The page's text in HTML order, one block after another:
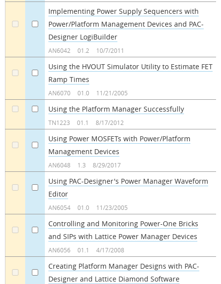
Implementing Power Supply Sequencers with
Power/Platform Management Devices and PAC-
Designer LogiBuilder
AN6042 01.2 10/7/2011
Using the HVOUT Simulator Utility to Estimate FET
Ramp Times
AN6070 01.0 11/21/2005
Using the Platform Manager Successfully
TN1223 01.1 8/17/2012
Using Power MOSFETs with Power/Platform
Management Devices
AN6048 1.3 8/29/2017
Using PAC-Designer's Power Manager Waveform
Editor
AN6054 01.0 11/23/2005
Controlling and Monitoring Power-One Bricks
and SIPs with Lattice Power Manager Devices
AN6056 01.1 4/17/2008
Creating Platform Manager Designs with PAC-
Designer and Lattice Diamond Software